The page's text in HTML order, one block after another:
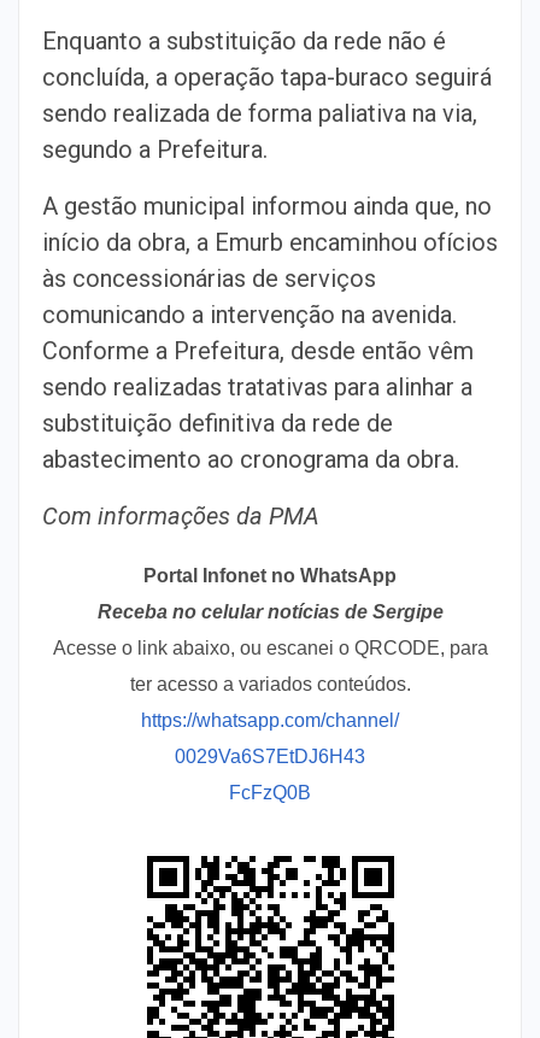
Enquanto a substituição da rede não é
concluída, a operação tapa-buraco seguirá
sendo realizada de forma paliativa na via,
segundo a Prefeitura.
A gestão municipal informou ainda que, no
início da obra, a Emurb encaminhou ofícios
às concessionárias de serviços
comunicando a intervenção na avenida.
Conforme a Prefeitura, desde então vêm
sendo realizadas tratativas para alinhar a
substituição definitiva da rede de
abastecimento ao cronograma da obra.
Com informações da PMA
Portal Infonet no WhatsApp
Receba no celular notícias de Sergipe
Acesse o link abaixo, ou escanei o QRCODE, para
ter acesso a variados conteúdos.
https://whatsapp.com/channel/
0029Va6S7EtDJ6H43
FcFzQ0B